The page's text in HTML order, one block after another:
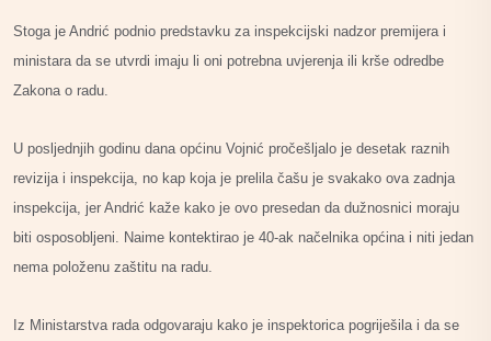
Stoga je Andrić podnio predstavku za inspekcijski nadzor premijera i
ministara da se utvrdi imaju li oni potrebna uvjerenja ili krše odredbe
Zakona o radu.
U posljednjih godinu dana općinu Vojnić pročešljalo je desetak raznih
revizija i inspekcija, no kap koja je prelila čašu je svakako ova zadnja
inspekcija, jer Andrić kaže kako je ovo presedan da dužnosnici moraju
biti osposobljeni. Naime kontektirao je 40-ak načelnika općina i niti jedan
nema položenu zaštitu na radu.
Iz Ministarstva rada odgovaraju kako je inspektorica pogriješila i da se